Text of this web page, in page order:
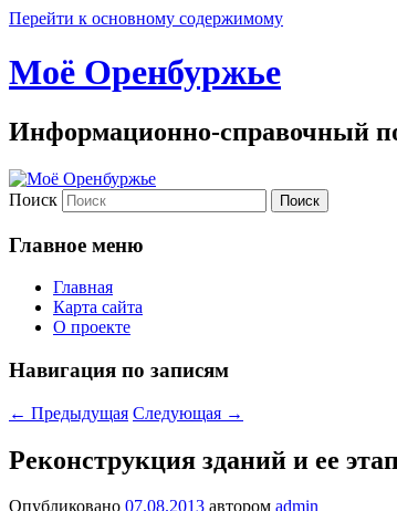
Перейти к основному содержимому
Моё Оренбуржье
Информационно-справочный
Поиск
Главное меню
Главная
Карта сайта
О проекте
Навигация по записям
← Предыдущая Следующая →
Реконструкция зданий и ее
Опубликовано 07.08.2013 автором admin